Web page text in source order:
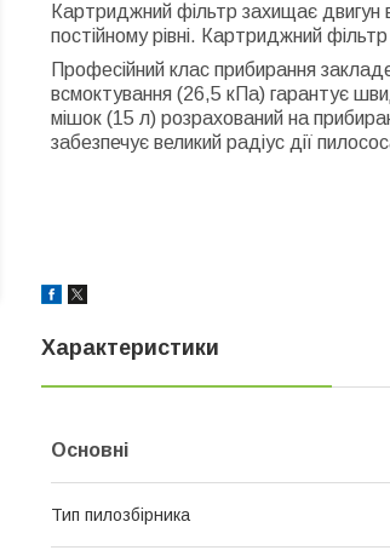
Картриджний фільтр захищає двигун
постійному рівні. Картриджний
Професійний клас прибирання
всмоктування (26,5 кПа) гарантує
мішок (15 л) розрахований на
забезпечує великий радіус дії
Характеристики
Основні
Тип пилозбірника